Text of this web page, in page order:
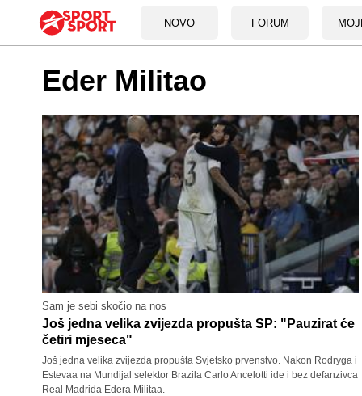
NOVO FORUM
Eder Militao
Sam je sebi skočio na nos
Još jedna velika zvijezda propušta SP: "Pauzirat će
četiri mjeseca"
Još jedna velika zvijezda propušta Svjetsko prvenstvo. Nakon Rodryga i
Estevaa na Mundijal selektor Brazila Carlo Ancelotti ide i bez defanzivca
Real Madrida Edera Militaa.